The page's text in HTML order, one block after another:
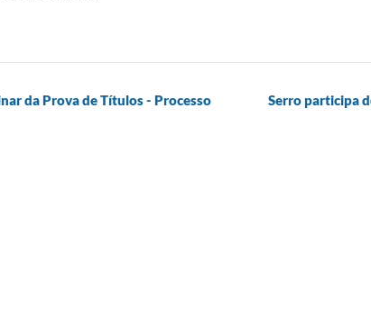
da Prova de Títulos - Processo
Serro participa